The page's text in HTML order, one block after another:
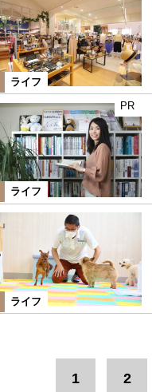
ライフ
ライフ
PR
ライフ
1 2